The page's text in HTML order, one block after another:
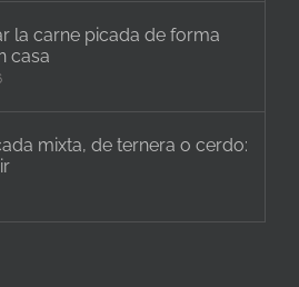
la carne picada de forma
casa
mixta, de ternera o cerdo: